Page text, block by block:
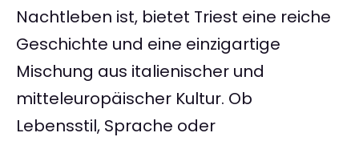
Nachtleben ist, bietet Triest eine reiche
Geschichte und eine einzigartige
Mischung aus italienischer und
mitteleuropäischer Kultur. Ob
Lebensstil, Sprache oder